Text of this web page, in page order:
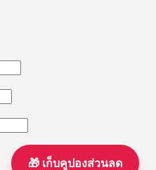
🎁 เก็บคูปองส่วนลด